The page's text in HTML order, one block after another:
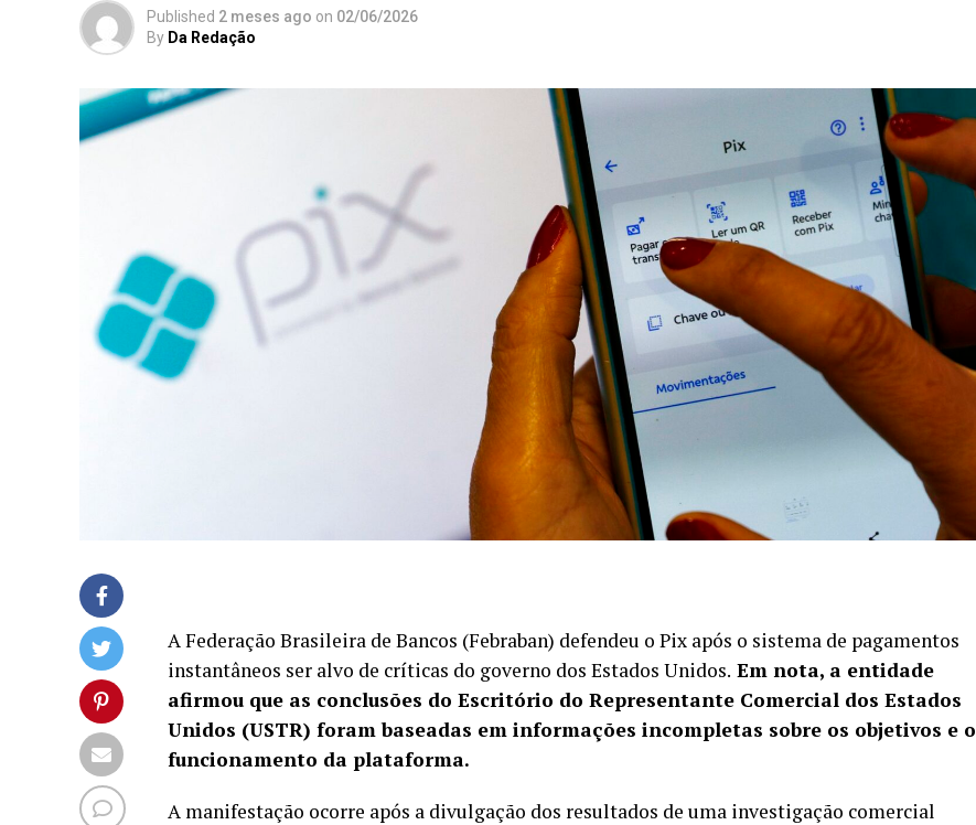
Published 2 meses ago on 02/06/2026
By Da Redação
A Federação Brasileira de Bancos (Febraban) defendeu o Pix após o sistema de pagamentos
instantâneos ser alvo de críticas do governo dos Estados Unidos. Em nota, a entidade
afirmou que as conclusões do Escritório do Representante Comercial dos Estados
Unidos (USTR) foram baseadas em informações incompletas sobre os objetivos e o
funcionamento da plataforma.
A manifestação ocorre após a divulgação dos resultados de uma investigação comercial